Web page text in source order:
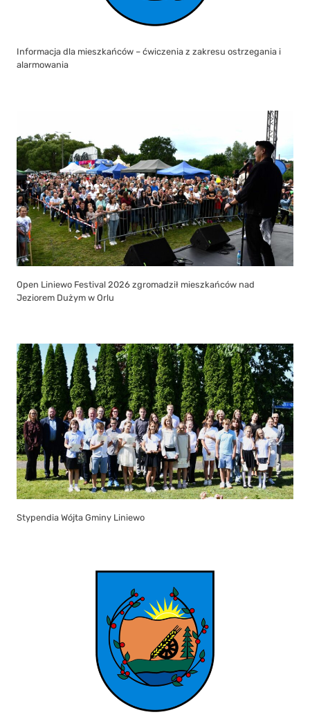
Informacja dla mieszkańców – ćwiczenia z zakresu ostrzegania i
alarmowania
Open Liniewo Festival 2026 zgromadził mieszkańców nad
Jeziorem Dużym w Orlu
Stypendia Wójta Gminy Liniewo